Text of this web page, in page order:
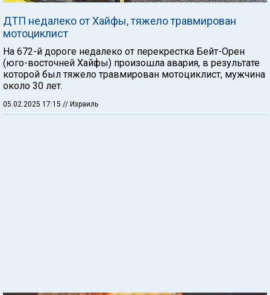
ДТП недалеко от Хайфы, тяжело травмирован
мотоциклист
На 672-й дороге недалеко от перекрестка Бейт-Орен
(юго-восточней Хайфы) произошла авария, в результате
которой был тяжело травмирован мотоциклист, мужчина
около 30 лет.
05.02.2025 17:15 // Израиль